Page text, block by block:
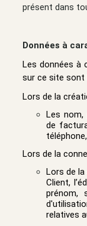
présent dans
Données à
Les données à
sur ce site sont
Lors de la
Les nom,
de
Lors de la
Lors de
Client,
prénom,
relatives